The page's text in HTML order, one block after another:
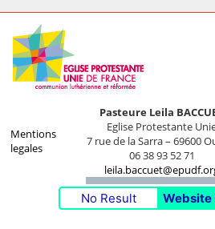
Mentions
legales
Pasteure Leila
Eglise Protestante
7 rue de la Sarra – 69600
06 38 93 52 71
No Result Website